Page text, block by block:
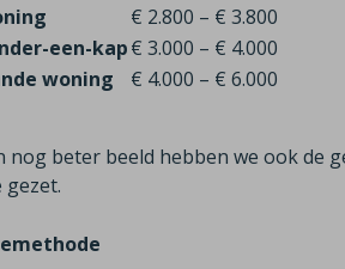
€ 2.800 – € 3.800
een-kap€ 3.000 – € 4.000
woning
€ 4.000 – € 6.000
nog beter beeld hebben we ook de